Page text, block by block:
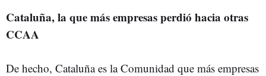
Cataluña, la que más empresas perdió hacia otras
CCAA
De hecho, Cataluña es la Comunidad que más empresas